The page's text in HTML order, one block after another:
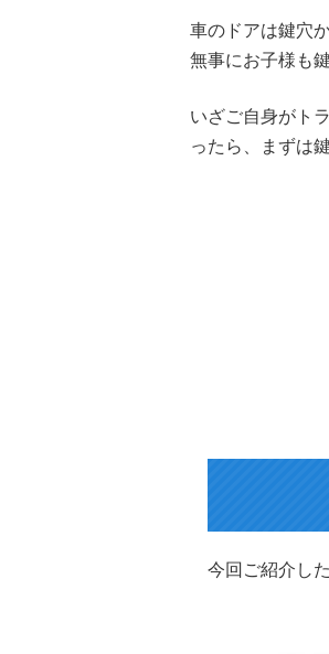
車のドアは鍵穴
無事にお子様も
いざご自身がト
ったら、まずは
今回ご紹介し